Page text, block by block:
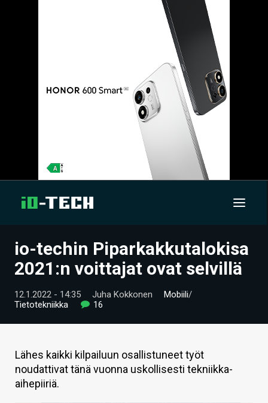
UUTISET
VIDEOT
TIETOA
HINTA.FI
io-techin Piparkakkutalokisa
2021:n voittajat ovat selvillä
12.1.2022 - 14:35 Juha Kokkonen Mobiili/
Tietotekniikka
16
Lähes kaikki kilpailuun osallistuneet työt
noudattivat tänä vuonna uskollisesti tekniikka-
aihepiiriä.